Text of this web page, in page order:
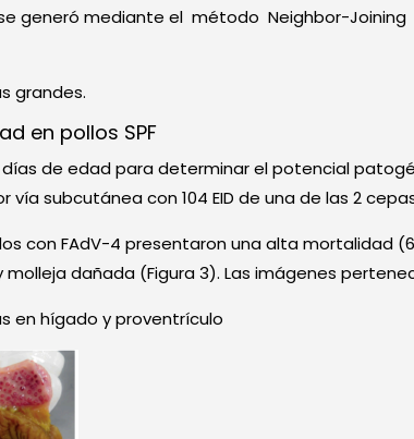
generó mediante el método Neighbor-
grandes.
en pollos SPF
días de edad para determinar el potencial
vía subcutánea con 104 EID de una de las 2
con FAdV-4 presentaron una alta mortalidad
dañada (Figura 3). Las imágenes
en hígado y proventrículo